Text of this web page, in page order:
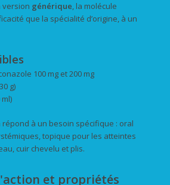
version générique, la molécule
que la spécialité d’origine, à un
100 mg et 200 mg
g)
à un besoin spécifique : oral
topique pour les atteintes
cuir chevelu et plis.
et propriétés